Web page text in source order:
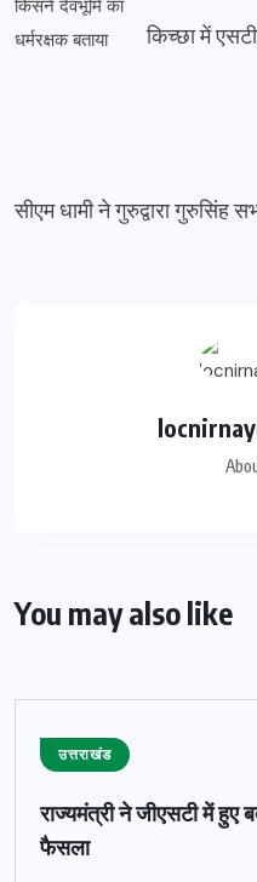
किच्छा में
सीएम धामी ने गुरुद्वारा गुरुसिंह
You may also like
उत्तराखंड
राज्यमंत्री ने जीएसटी में हुए
फैसला